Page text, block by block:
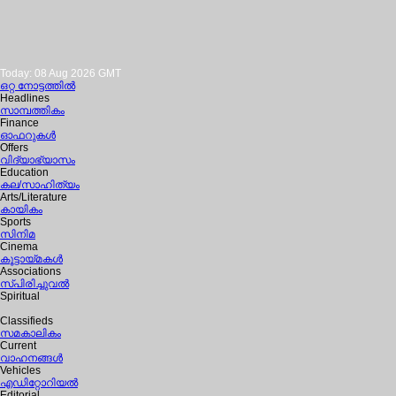
Today: 08 Aug 2026 GMT
ഒറ്റ നോട്ടത്തില്‍
Headlines
സാമ്പത്തികം
Finance
ഓഫറുകള്‍
Offers
വിദ്യാഭ്യാസം
Education
കല/സാഹിത്യം
Arts/Literature
കായികം
Sports
സിനിമ
Cinema
കൂട്ടായ്മകള്‍
Associations
സ്പിരിച്ചുവല്‍
Spiritual
Classifieds
സമകാലികം
Current
വാഹനങ്ങള്‍
Vehicles
എഡിറ്റോറിയല്‍